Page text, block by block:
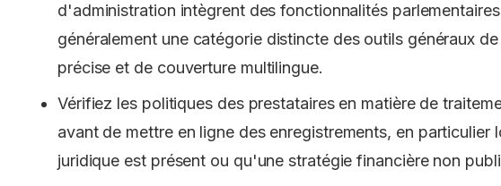
d'administration intègrent des fonctionnalités
généralement une catégorie distincte des outils généraux
précise et de couverture multilingue.
Vérifiez les politiques des prestataires en matière de
avant de mettre en ligne des enregistrements, en particulier
juridique est présent ou qu'une stratégie financière non